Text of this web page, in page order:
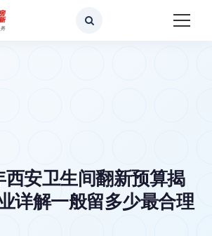
安卫生间翻新预算揭
详解一般留多少最合理